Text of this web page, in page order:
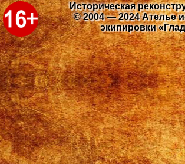
Историческая
© 2004 — 2024 Ателье
экипировки